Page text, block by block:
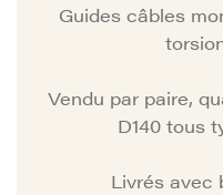
Guides câbles
Vendu par paire,
D140 tous
Livrés avec